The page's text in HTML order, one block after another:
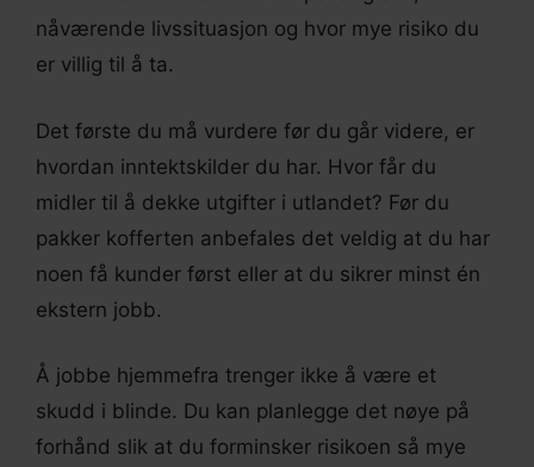
nåværende livssituasjon og hvor mye risiko du
er villig til å ta.
Det første du må vurdere før du går videre, er
hvordan inntektskilder du har. Hvor får du
midler til å dekke utgifter i utlandet? Før du
pakker kofferten anbefales det veldig at du har
noen få kunder først eller at du sikrer minst én
ekstern jobb.
Å jobbe hjemmefra trenger ikke å være et
skudd i blinde. Du kan planlegge det nøye på
forhånd slik at du forminsker risikoen så mye